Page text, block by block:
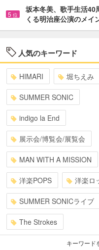
5 位
坂本冬美、歌手生活40
くる明治座公演のメ
人気のキーワード
HIMARI 堀ちえみ
SUMMER SONIC
indigo la End
展示会/博覧会/展覧会
MAN WITH A MISSION
洋楽POPS 洋楽ロ
SUMMER SONICライブ
The Strokes
キーワード